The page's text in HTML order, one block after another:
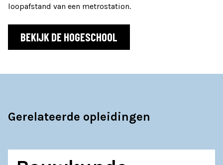
loopafstand van een metrostation.
BEKIJK DE HOGESCHOOL
Gerelateerde opleidingen